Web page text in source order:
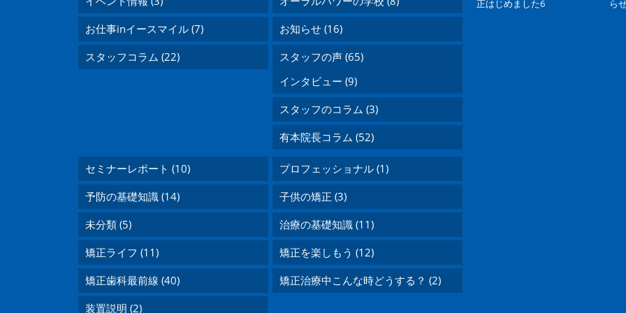
お仕事inイースマイル (7)
お知らせ (16)
スタッフコラム (22)
スタッフの声 (65)
インタビュー (9)
スタッフのコラム (3)
有本院長コラム (52)
セミナーレポート (10)
プロフェッショナル (1)
予防の基礎知識 (14)
子供の矯正 (3)
未分類 (5)
治療の基礎知識 (11)
矯正ライフ (11)
矯正を楽しもう (12)
矯正歯科最前線 (40)
矯正治療中こんな時どうする？ (2)
装置説明 (2)
正はじめました6 ら